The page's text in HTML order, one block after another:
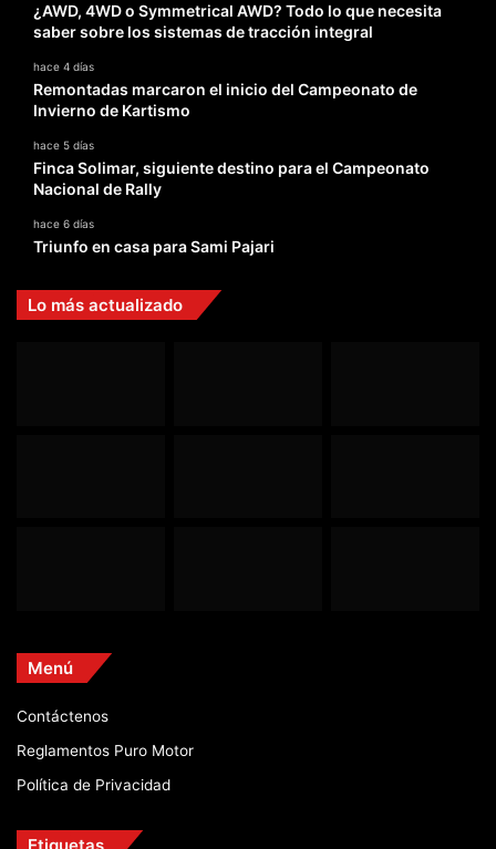
¿AWD, 4WD o Symmetrical AWD? Todo lo que necesita
saber sobre los sistemas de tracción integral
hace 4 días
Remontadas marcaron el inicio del Campeonato de
Invierno de Kartismo
hace 5 días
Finca Solimar, siguiente destino para el Campeonato
Nacional de Rally
hace 6 días
Triunfo en casa para Sami Pajari
Lo más actualizado
Menú
Contáctenos
Reglamentos Puro Motor
Política de Privacidad